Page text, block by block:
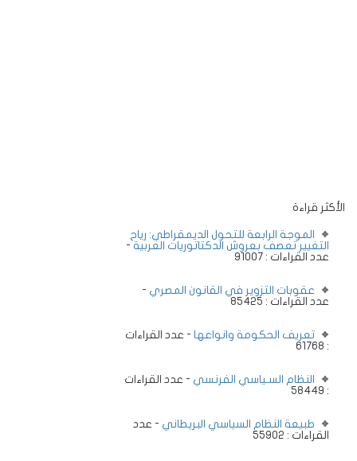
الأكثر قراءة
الموجة الرابعة للتحول الديمقراطي: رياح
التغيير تعصف بعروش الدكتاتوريات العربية -
عدد القراءات : 91007
عقوبات التزوير في القانون المصري -
عدد القراءات : 85425
تعريف الحكومة وانواعها - عدد القراءات
: 61768
النظام السـياسي الفرنسي - عدد القراءات
: 58449
طبيعة النظام السياسي البريطاني - عدد
القراءات : 55902